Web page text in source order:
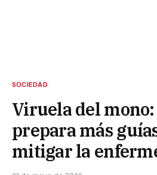
SOCIEDAD
Viruela del mono:
prepara más
mitigar la